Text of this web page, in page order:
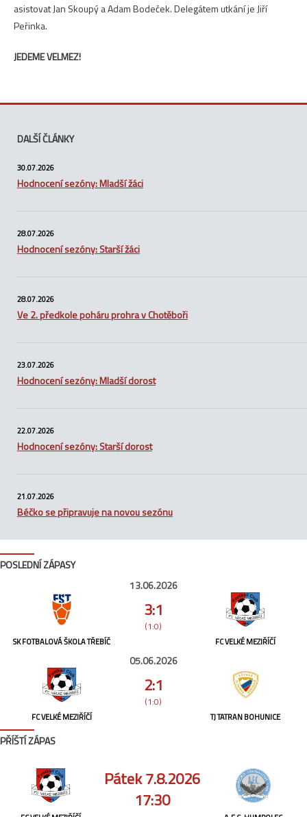
asistovat Jan Skoupý a Adam Bodeček. Delegátem utkání je Jiří
Peřinka.
JEDEME VELMEZ!
DALŠÍ ČLÁNKY
30.07.2026
Hodnocení sezóny: Mladší žáci
28.07.2026
Hodnocení sezóny: Starší žáci
28.07.2026
Ve 2. předkole poháru prohra v Chotěboři
23.07.2026
Hodnocení sezóny: Mladší dorost
22.07.2026
Hodnocení sezóny: Starší dorost
21.07.2026
Béčko se připravuje na novou sezónu
POSLEDNÍ ZÁPASY
SK FOTBALOVÁ ŠKOLA TŘEBÍČ
13.06.2026
3:1
(1:0)
FC VELKÉ MEZIŘÍČÍ
FC VELKÉ MEZIŘÍČÍ
05.06.2026
2:1
(1:0)
TJ TATRAN BOHUNICE
PŘÍŠTÍ ZÁPAS
Pátek 7.8.2026
17:30